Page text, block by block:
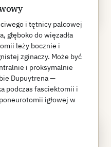
i tętnicy palcowej
głęboko do więzadła
leży bocznie i
zginaczy. Może być
i proksymalnie
Dupuytrena —
podczas fasciektomii i
igłowej w
w
strefie dłoniowo-
wsp. uzupełnili
o spiralę
ryzyka poza